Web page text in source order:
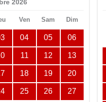
2026
Ven Sam Dim
04 05 06
11 12 13
18 19 20
25 26 27